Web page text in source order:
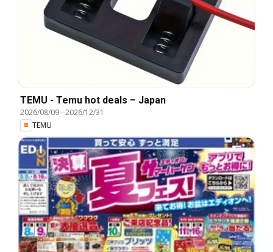
TEMU - Temu hot deals – Japan
2026/08/09-2026/12/31
TEMU